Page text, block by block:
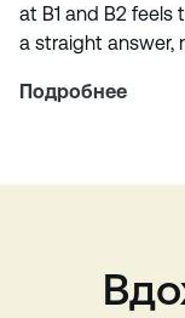
at B1 and B2 feels
a straight answer,
Подробнее